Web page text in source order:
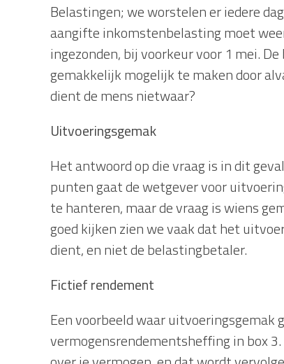
Belastingen; we worstelen er iedere
aangifte inkomstenbelasting moet
ingezonden, bij voorkeur voor 1 mei.
gemakkelijk mogelijk te maken door
dient de mens nietwaar?
Uitvoeringsgemak
Het antwoord op die vraag is in dit
punten gaat de wetgever voor
te hanteren, maar de vraag is wiens
goed kijken zien we vaak dat het
dient, en niet de belastingbetaler.
Fictief rendement
Een voorbeeld waar uitvoeringsgemak
vermogensrendementsheffing in box